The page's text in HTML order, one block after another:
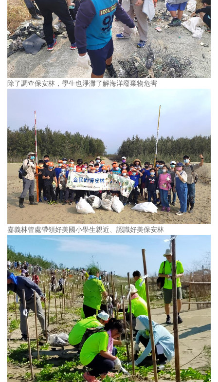
除了調查保安林，學生也淨灘了解海洋廢棄物危害
嘉義林管處帶領好美國小學生親近、認識好美保安林